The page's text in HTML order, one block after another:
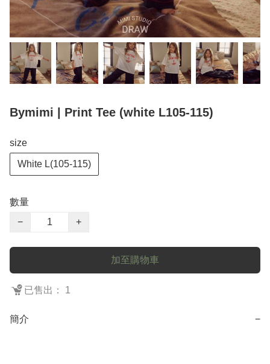
Bymimi | Print Tee (white L105-115)
size
White L(105-115)
數量
−
+
加至購物車
已售出： 1
簡介 −